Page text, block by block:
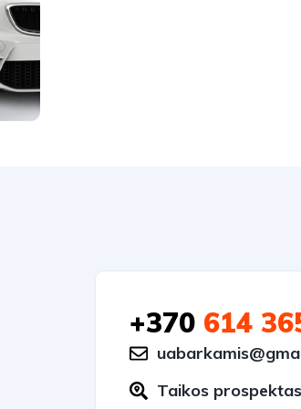
+370614
Taikos